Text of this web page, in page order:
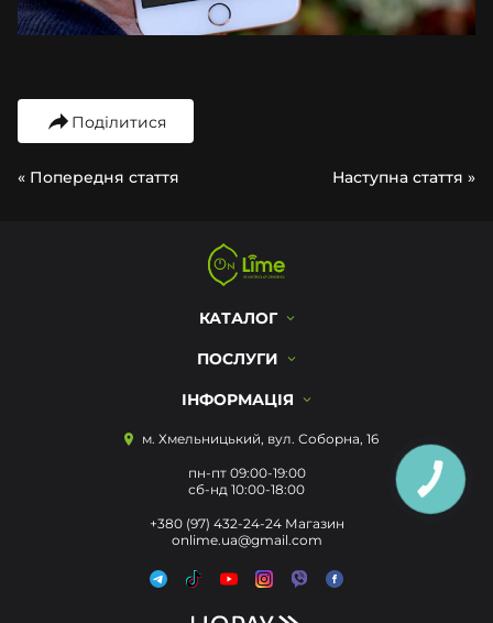
Поділитися
« Попередня стаття Наступна стаття »
КАТАЛОГ
ПОСЛУГИ
ІНФОРМАЦІЯ
м. Хмельницький, вул. Соборна, 16
пн-пт 09:00-19:00
сб-нд 10:00-18:00
+380 (97) 432-24-24 Магазин
onlime.ua@gmail.com
КНОПКА
ЗВ'ЯЗКУ